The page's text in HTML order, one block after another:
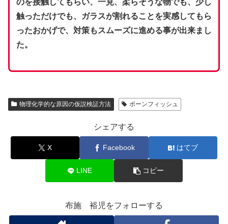
のを接触してもらい、一見、柔らそうな物でも、少し
触っただけでも、ガラスが割れることを実感してもら
ったおかげで、対策もスムーズに進める事が出来まし
た。
物理化学的な原因の仮説検証方法 ボーンフィッシュ
シェアする
X Facebook はてブ
LINE コピー
布施 裕児をフォローする